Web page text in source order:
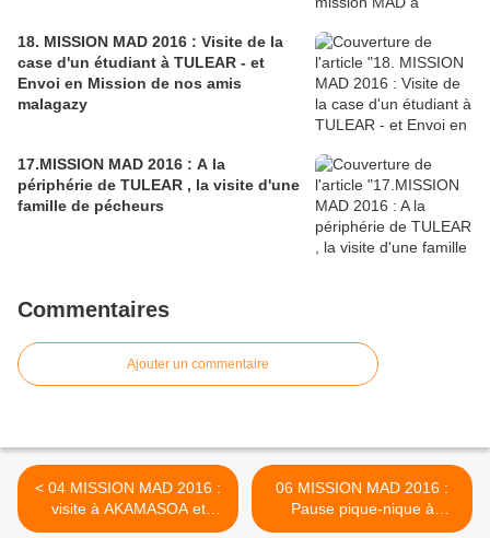
18. MISSION MAD 2016 : Visite de la
case d'un étudiant à TULEAR - et
Envoi en Mission de nos amis
malagazy
17.MISSION MAD 2016 : A la
périphérie de TULEAR , la visite d'une
famille de pécheurs
Commentaires
Ajouter un commentaire
< 04 MISSION MAD 2016 :
visite à AKAMASOA et
rencontre formidable avec
06 MISSION MAD 2016 :
Pause pique-nique à
ANTSIRABE 16 Juillet 2016